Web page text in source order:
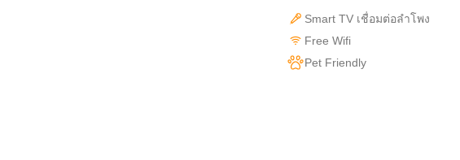
Smart TV เชื่อมต่อลำโพง
Free Wifi
Pet Friendly